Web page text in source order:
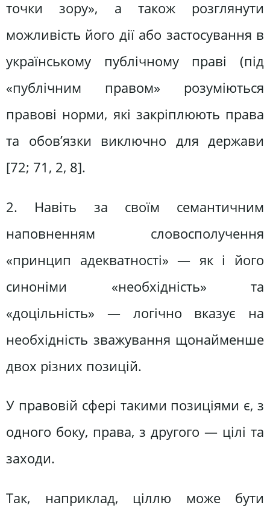
точки зору», а також розглянути
можливість його дії або застосування в
українському публічному праві (під
«публічним правом» розуміються
правові норми, які закріплюють права
та обов’язки виключно для держави
[72; 71, 2, 8].
2. Навіть за своїм семантичним
наповненням словосполучення
«принцип адекватності» — як і його
синоніми «необхідність» та
«доцільність» — логічно вказує на
необхідність зважування щонайменше
двох різних позицій.
У правовій сфері такими позиціями є, з
одного боку, права, з другого — цілі та
заходи.
Так, наприклад, ціллю може бути